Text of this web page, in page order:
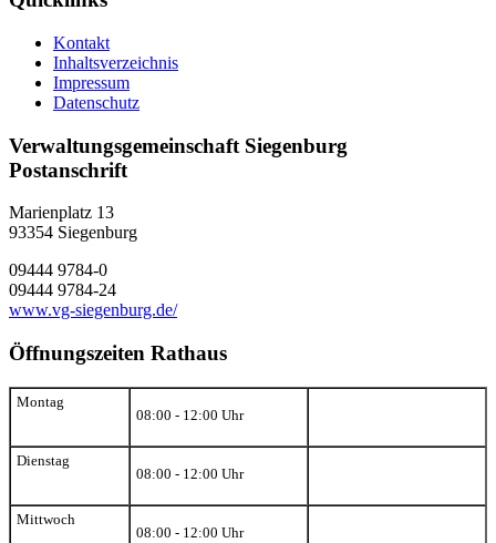
Kontakt
Inhaltsverzeichnis
Impressum
Datenschutz
Verwaltungsgemeinschaft Siegenburg
Postanschrift
Marienplatz 13
93354 Siegenburg
09444 9784-0
09444 9784-24
www.vg-siegenburg.de/
Öffnungszeiten Rathaus
Montag
08:00 - 12:00 Uhr
Dienstag
08:00 - 12:00 Uhr
Mittwoch
08:00 - 12:00 Uhr